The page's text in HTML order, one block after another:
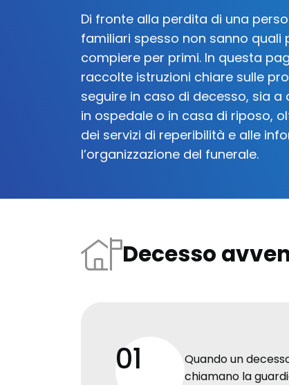
Di fronte alla perdita di una
familiari spesso non sanno quali
compiere per primi. In questa
raccolte istruzioni chiare sulle
seguire in caso di decesso, sia a
in ospedale o in casa di riposo,
dei servizi di reperibilità e alle
l’organizzazione del funerale.
Decesso
01
Quando un
chiamano la